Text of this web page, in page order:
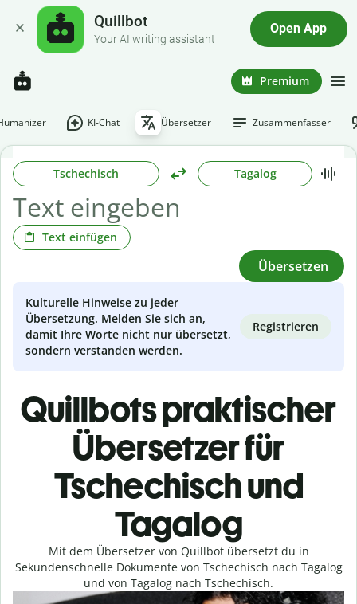
Quillbot
Your AI writing assistant
Open App
Premium
KI-Chat Übersetzer Zusammenfasser
Tschechisch Tagalog
Text einfügen
Übersetzen
Kulturelle Hinweise zu jeder
Übersetzung. Melden Sie sich an,
damit Ihre Worte nicht nur übersetzt,
sondern verstanden werden.
Registrieren
Quillbots praktischer
Übersetzer für
Tschechisch und
Tagalog
Mit dem Übersetzer von Quillbot übersetzt du in
Sekundenschnelle Dokumente von Tschechisch nach Tagalog
und von Tagalog nach Tschechisch.